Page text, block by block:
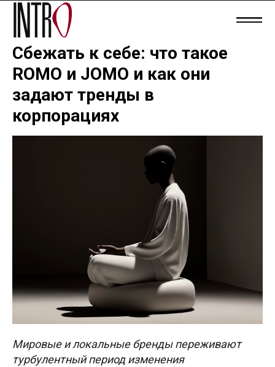
Сбежать к себе: что такое
ROMO и JOMO и как они
задают тренды в
корпорациях
Мировые и локальные бренды переживают
турбулентный период изменения